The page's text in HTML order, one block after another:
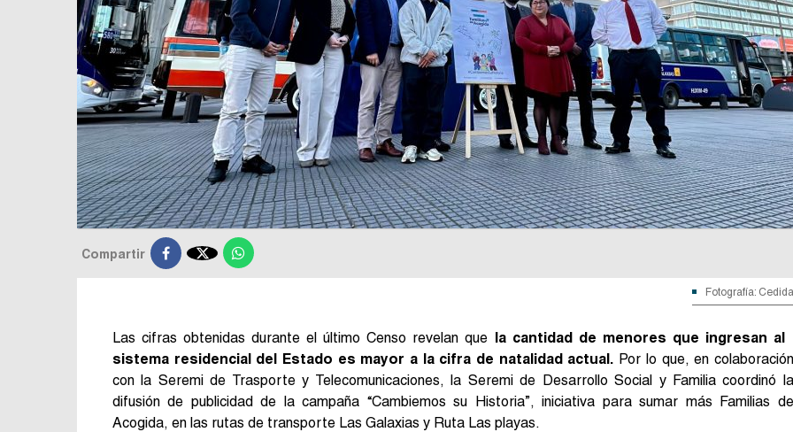
Compartir 
Fotografía: Cedida
Las cifras obtenidas durante el último Censo revelan que la cantidad de menores que ingresan al
sistema residencial del Estado es mayor a la cifra de natalidad actual. Por lo que, en colaboración
con la Seremi de Trasporte y Telecomunicaciones, la Seremi de Desarrollo Social y Familia coordinó la
difusión de publicidad de la campaña “Cambiemos su Historia”, iniciativa para sumar más Familias de
Acogida, en las rutas de transporte Las Galaxias y Ruta Las playas.